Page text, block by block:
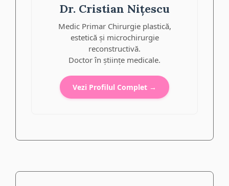
Dr. Cristian Nițescu
Medic Primar Chirurgie plastică,
estetică și microchirurgie
reconstructivă.
Doctor în științe medicale.
Vezi Profilul Complet →